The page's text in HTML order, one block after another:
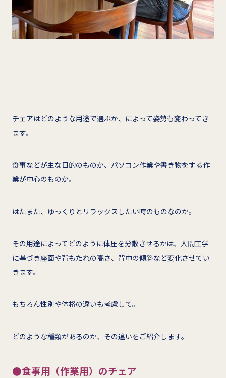
チェアはどのような用途で選ぶか、によって姿勢も変わってき
ます。
食事などが主な目的のものか、パソコン作業や書き物をする作
業が中心のものか。
はたまた、ゆっくりとリラックスしたい時のものなのか。
その用途によってどのように体圧を分散させるかは、人間工学
に基づき座面や背もたれの高さ、背中の傾斜など変化させてい
きます。
もちろん性別や体格の違いも考慮して。
どのような種類があるのか、その違いをご紹介します。
●食事用（作業用）のチェア